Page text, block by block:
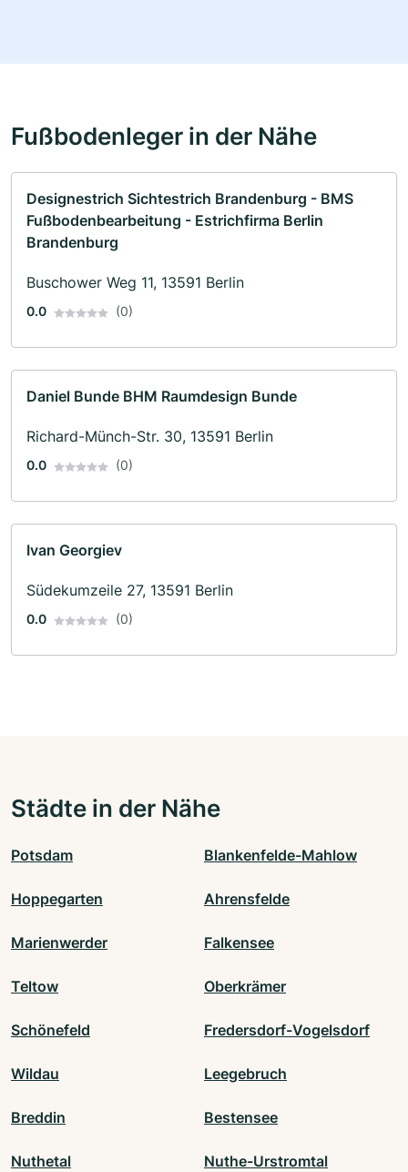
Fußbodenleger in der Nähe
Designestrich Sichtestrich Brandenburg - BMS
Fußbodenbearbeitung - Estrichfirma Berlin
Brandenburg
Buschower Weg 11, 13591 Berlin
0.0 (0)
Daniel Bunde BHM Raumdesign Bunde
Richard-Münch-Str. 30, 13591 Berlin
0.0 (0)
Ivan Georgiev
Südekumzeile 27, 13591 Berlin
0.0 (0)
Städte in der Nähe
Potsdam Blankenfelde-Mahlow
Hoppegarten Ahrensfelde
Marienwerder Falkensee
Teltow Oberkrämer
Schönefeld Fredersdorf-Vogelsdorf
Wildau Leegebruch
Breddin Bestensee
Nuthetal Nuthe-Urstromtal